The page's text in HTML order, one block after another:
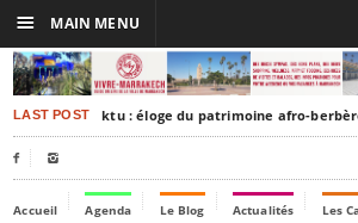
LAST POSTTimbuktu : éloge du patrimoine afro-berbère
 
Accueil Agenda Le Blog Actualités Les
☰ MAIN MENU